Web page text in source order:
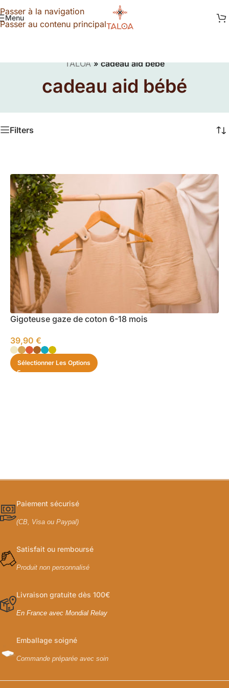
Passer à la navigation
Passer au contenu principal
Menu
TALOA»cadeau aid bébé
cadeau aid bébé
Filters
Gigoteuse gaze de coton 6-18 mois
39,90 €
Sélectionner Les Options
Paiement sécurisé
(CB, Visa ou Paypal)
Satisfait ou remboursé
Produit non personnalisé
Livraison gratuite dès 100€
En France avec Mondial Relay
Emballage soigné
Commande préparée avec soin